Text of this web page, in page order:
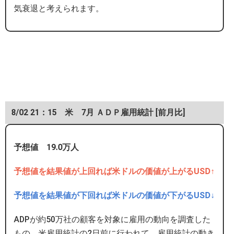
気衰退と考えられます。
8/02 21：15 米 7月 ＡＤＰ雇用統計 [前月比]
予想値 19.0万人
予想値を結果値が上回れば米ドルの価値が上がるUSD↑
予想値を結果値が下回れば米ドルの価値が下がるUSD↓
ADPが約50万社の顧客を対象に雇用の動向を調査した